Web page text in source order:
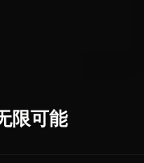
限可能